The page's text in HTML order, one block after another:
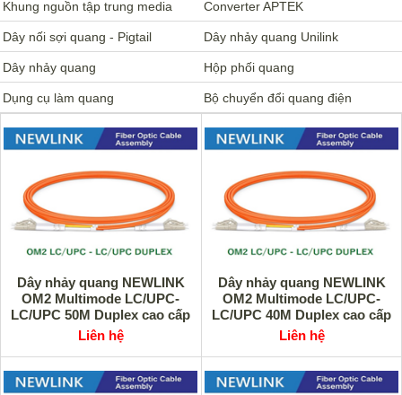
Khung nguồn tập trung media
converter
Converter APTEK
Dây nối sợi quang - Pigtail Dây nhảy quang Unilink
Dây nhảy quang Hộp phối quang
Dụng cụ làm quang Bộ chuyển đổi quang điện
Dây nhảy quang NEWLINK
OM2 Multimode LC/UPC-
LC/UPC 50M Duplex cao cấp
Liên hệ
Dây nhảy quang NEWLINK
OM2 Multimode LC/UPC-
LC/UPC 40M Duplex cao cấp
Liên hệ